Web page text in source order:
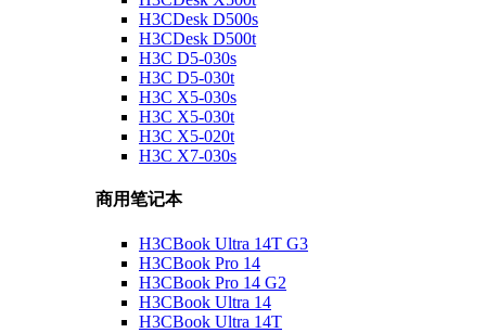
H3CDesk D500s
H3CDesk D500t
H3C D5-030s
H3C D5-030t
H3C X5-030s
H3C X5-030t
H3C X5-020t
H3C X7-030s
商用笔记本
H3CBook Ultra 14T G3
H3CBook Pro 14
H3CBook Pro 14 G2
H3CBook Ultra 14
H3CBook Ultra 14T